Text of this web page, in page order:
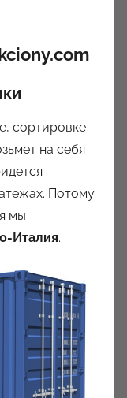
сортировке
на себя
Потому
мы
Италия.